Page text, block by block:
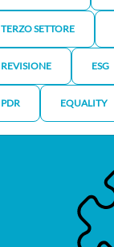
TERZO SETTORE
REVISIONE ESG
PDR EQUALITY